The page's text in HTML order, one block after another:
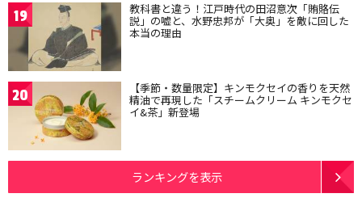
19 教科書と違う！江戸時代の田沼意次「賄賂伝
説」の嘘と、水野忠邦が「大奥」を敵に回した
本当の理由
20 【季節・数量限定】キンモクセイの香りを天然
精油で再現した「スチームクリーム キンモクセ
イ&茶」新登場
ランキングを表示